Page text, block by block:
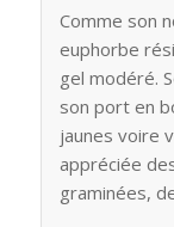
Comme son
euphorbe
gel modéré.
son port en
jaunes voire
appréciée
graminées,